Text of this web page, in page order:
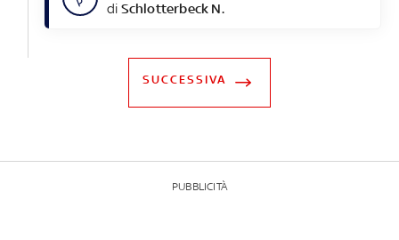
di Schlotterbeck N.
SUCCESSIVA
PUBBLICITÀ